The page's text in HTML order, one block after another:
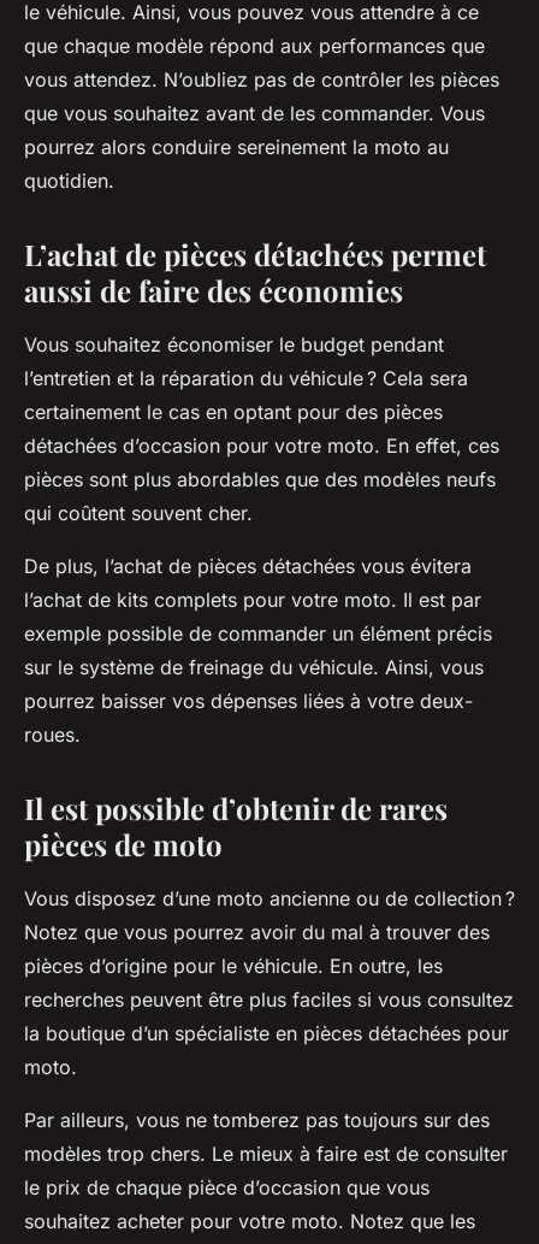
le véhicule. Ainsi, vous pouvez vous attendre à ce
que chaque modèle répond aux performances que
vous attendez. N’oubliez pas de contrôler les pièces
que vous souhaitez avant de les commander. Vous
pourrez alors conduire sereinement la moto au
quotidien.
L’achat de pièces détachées permet
aussi de faire des économies
Vous souhaitez économiser le budget pendant
l’entretien et la réparation du véhicule ? Cela sera
certainement le cas en optant pour des pièces
détachées d’occasion pour votre moto. En effet, ces
pièces sont plus abordables que des modèles neufs
qui coûtent souvent cher.
De plus, l’achat de pièces détachées vous évitera
l’achat de kits complets pour votre moto. Il est par
exemple possible de commander un élément précis
sur le système de freinage du véhicule. Ainsi, vous
pourrez baisser vos dépenses liées à votre deux-
roues.
Il est possible d’obtenir de rares
pièces de moto
Vous disposez d’une moto ancienne ou de collection ?
Notez que vous pourrez avoir du mal à trouver des
pièces d’origine pour le véhicule. En outre, les
recherches peuvent être plus faciles si vous consultez
la boutique d’un spécialiste en pièces détachées pour
moto.
Par ailleurs, vous ne tomberez pas toujours sur des
modèles trop chers. Le mieux à faire est de consulter
le prix de chaque pièce d’occasion que vous
souhaitez acheter pour votre moto. Notez que les